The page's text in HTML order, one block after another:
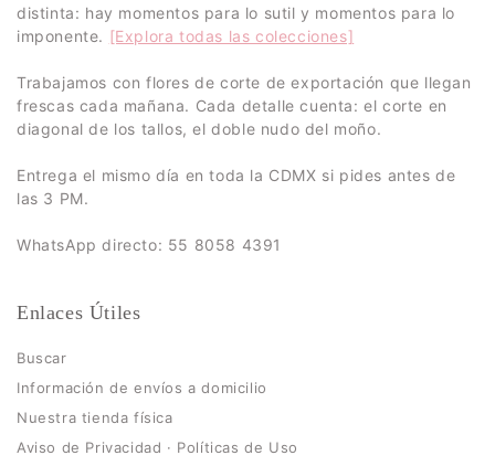
distinta: hay momentos para lo sutil y momentos para lo
imponente. [Explora todas las colecciones]
Trabajamos con flores de corte de exportación que llegan
frescas cada mañana. Cada detalle cuenta: el corte en
diagonal de los tallos, el doble nudo del moño.
Entrega el mismo día en toda la CDMX si pides antes de
las 3 PM.
WhatsApp directo: 55 8058 4391
Enlaces Útiles
Buscar
Información de envíos a domicilio
Nuestra tienda física
Aviso de Privacidad · Políticas de Uso